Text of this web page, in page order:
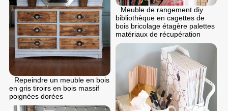
Repeindre un meuble en bois
en gris tiroirs en bois massif
poignées dorées
Meuble de rangement diy
bibliothèque en cagettes de
bois bricolage étagère palettes
matériaux de récupération